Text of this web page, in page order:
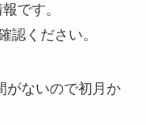
です。
認ください。
がないので初月か